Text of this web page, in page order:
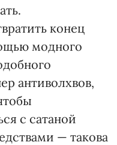
конец
модного
антиволхвов,
с сатаной
— такова